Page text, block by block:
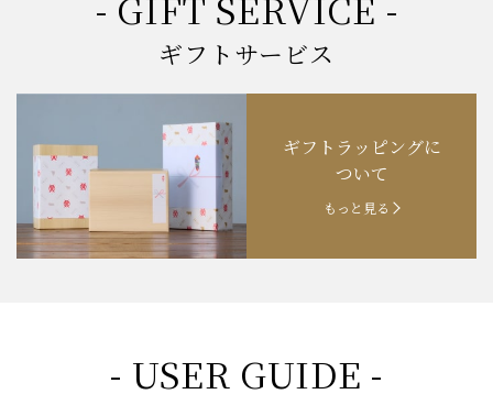
2024.11.1 「お歳暮特集」開催中！
お知らせ 2024.10.18 【創業祭】１０１年目に突入！
お知らせ 202４.09.18 【秋の味覚祭】食欲の秋！
ギフトサービス
ギフトラッピングに
ついて
もっと見る
- USER GUIDE -